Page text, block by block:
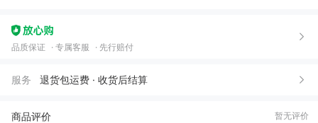
品质保证 专属客服 先行赔付
服务 退货包运费 · 收货后结算
商品评价 暂无评价